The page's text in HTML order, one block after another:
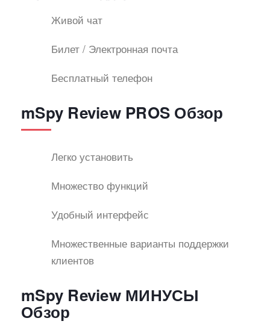
Живой чат
Билет / Электронная почта
Бесплатный телефон
mSpy Review PROS Обзор
Легко установить
Множество функций
Удобный интерфейс
Множественные варианты поддержки
клиентов
mSpy Review МИНУСЫ
Обзор